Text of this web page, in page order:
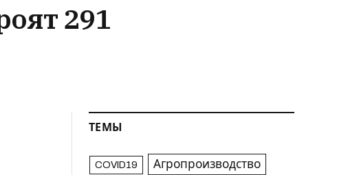
291
ТЕМЫ
COVID19 Агропроизводство